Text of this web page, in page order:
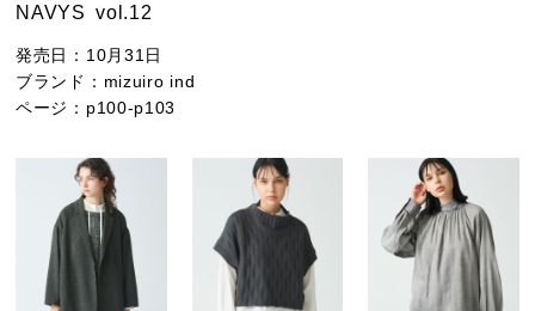
NAVYS vol.12
発売日： 10月31日
ブランド： mizuiro ind
ページ： p100-p103